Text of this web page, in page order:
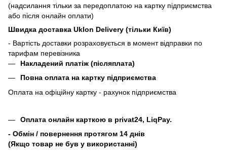
(надсилання тільки за передоплатою на картку підприємства
або після онлайн оплати)
Швидка доставка Uklon Delivery (тільки Київ)
- Вартість доставки розраховується в момент відправки по
тарифам перевізника
Накладений платіж (післяплата)
Повна оплата на картку підприємства
Оплата на офіційну картку - рахунок підприємства
Оплата онлайн карткою в privat24, LiqPay.
- Обмін / повернення протягом 14 днів
(Якщо товар не був у використанні)